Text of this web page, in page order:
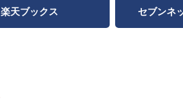
楽天ブックス セブンネ